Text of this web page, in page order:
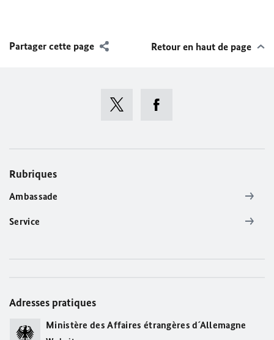
Partager cette page Retour en haut de page
Rubriques
Ambassade
Service
Adresses pratiques
Ministère des Affaires étrangères d´Allemagne